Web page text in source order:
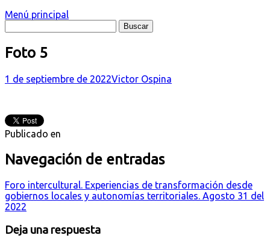
Menú principal
Foto 5
1 de septiembre de 2022Victor Ospina
Publicado en
Navegación de entradas
Foro intercultural. Experiencias de transformación desde
gobiernos locales y autonomías territoriales. Agosto 31 del
2022
Deja una respuesta